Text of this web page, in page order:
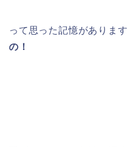
って思った記憶がありま
の！